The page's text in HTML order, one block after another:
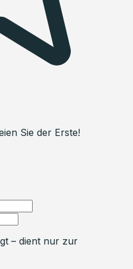
Sie der Erste!
– dient nur zur